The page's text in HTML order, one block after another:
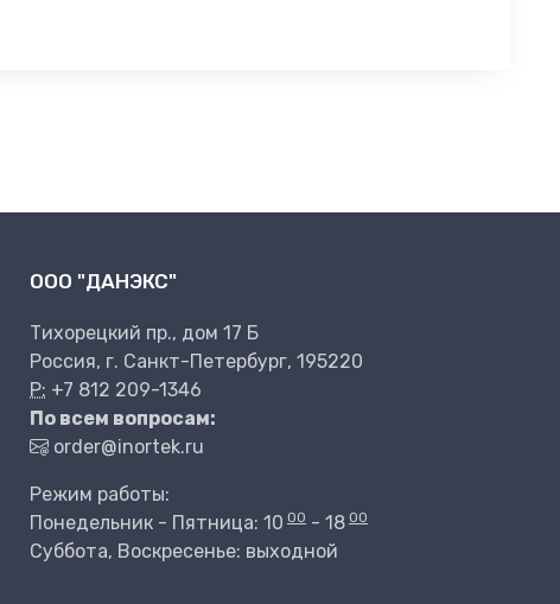
ООО "ДАНЭКС"
Тихорецкий пр., дом 17 Б
Россия, г. Санкт-Петербург, 195220
P: +7 812 209-1346
По всем вопросам:
order@inortek.ru
Режим работы:
Понедельник - Пятница: 10 00 - 18 00
Суббота, Воскресенье: выходной